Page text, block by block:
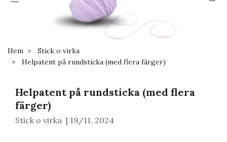
Hem
Stick o virka
Helpatent på rundsticka (med flera färger)
Helpatent på rundsticka (med flera
färger)
Stick o virka | 19/11, 2024